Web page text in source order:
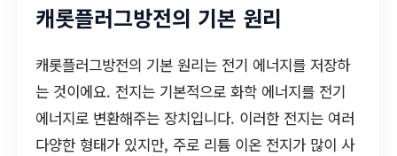
캐롯플러그방전의 기본 원리
캐롯플러그방전의 기본 원리는 전기 에너지를 저장하
는 것이에요. 전지는 기본적으로 화학 에너지를 전기
에너지로 변환해주는 장치입니다. 이러한 전지는 여러
다양한 형태가 있지만, 주로 리튬 이온 전지가 많이 사